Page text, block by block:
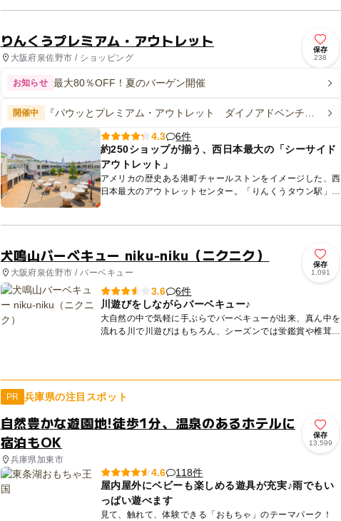
りんくうプレミアム・アウトレット
大阪府泉佐野市 / ショッピング
保存
238
お知らせ 最大80％OFF！夏のバーゲン開催
開催中
『パウッとプレミアム・アウトレット ダイノアドベンチャ
ー』＠りんくう
4.3
6件
約250ショップが揃う、西日本最大の「シーサイド
アウトレット」
アメリカの歴史ある港町チャールストンをイメージした、西
日本最大のアウトレットセンター。「りんくうタウン駅」か
ら徒歩約6 分、関西国際空港の対岸”りんくうタウン”内に立
犬鳴山バーベキュー niku-niku（ニクニク）
大阪府泉佐野市 / バーベキュー
保存
1,091
3.6
6件
川遊びをしながらバーベキュー♪
大自然の中で気軽に手ぶらでバーベキューが出来、真ん中を
流れる川で川遊びはもちろん、シーズンでは蛍鑑賞や椎茸狩
PR 兵庫県の注目スポット
自然豊かな遊園地!徒歩1分、温泉のあるホテルに
宿泊もOK
兵庫県加東市
保存
13,599
4.6
118件
屋内屋外にベビーも楽しめる遊具が充実♪雨でもい
っぱい遊べます
見て、触れて、体験できる「おもちゃ」のテーマパーク！